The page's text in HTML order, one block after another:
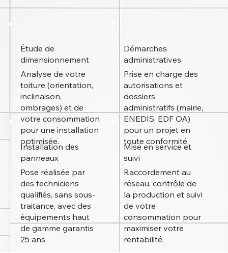
Étude de
dimensionnement
Analyse de votre
toiture (orientation,
inclinaison,
ombrages) et de
votre consommation
pour une installation
optimisée.
Démarches
administratives
Prise en charge des
autorisations et
dossiers
administratifs (mairie,
ENEDIS, EDF OA)
pour un projet en
toute conformité.
Installation des
panneaux
Pose réalisée par
des techniciens
qualifiés, sans sous-
traitance, avec des
équipements haut
de gamme garantis
25 ans.
Mise en service et
suivi
Raccordement au
réseau, contrôle de
la production et suivi
de votre
consommation pour
maximiser votre
rentabilité.